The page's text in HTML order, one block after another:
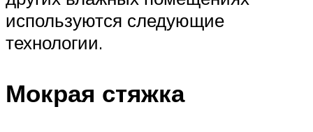
используются следующие
технологии.
Мокрая стяжка